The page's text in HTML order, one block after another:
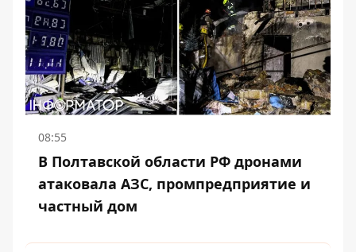
08:55
В Полтавской области РФ дронами
атаковала АЗС, промпредприятие и
частный дом